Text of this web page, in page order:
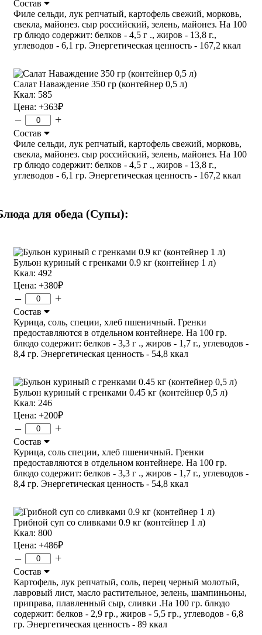
Состав
Филе сельди, лук репчатый, картофель свежий, морковь,
свекла, майонез. сыр российский, зелень, майонез. На 100
гр блюдо содержит: белков - 4,5 г ., жиров - 13,8 г.,
углеводов - 6,1 гр. Энергетическая ценность - 167,2 ккал
Салат Наваждение 350 гр (контейнер 0,5 л)
Ккал: 585
Цена: +363₽
– +
Состав
Филе сельди, лук репчатый, картофель свежий, морковь,
свекла, майонез. сыр российский, зелень, майонез. На 100
гр блюдо содержит: белков - 4,5 г ., жиров - 13,8 г.,
углеводов - 6,1 гр. Энергетическая ценность - 167,2 ккал
для обеда (Супы):
Бульон куриный с гренками 0.9 кг (контейнер 1 л)
Ккал: 492
Цена: +380₽
– +
Состав
Курица, соль, специи, хлеб пшеничный. Гренки
предоставляются в отдельном контейнере. На 100 гр.
блюдо содержит: белков - 3,3 г ., жиров - 1,7 г., углеводов -
8,4 гр. Энергетическая ценность - 54,8 ккал
Бульон куриный с гренками 0.45 кг (контейнер 0,5 л)
Ккал: 246
Цена: +200₽
– +
Состав
Курица, соль специи, хлеб пшеничный. Гренки
предоставляются в отдельном контейнере. На 100 гр.
блюдо содержит: белков - 3,3 г ., жиров - 1,7 г., углеводов -
8,4 гр. Энергетическая ценность - 54,8 ккал
Грибной суп со сливками 0.9 кг (контейнер 1 л)
Ккал: 800
Цена: +486₽
– +
Состав
Картофель, лук репчатый, соль, перец черный молотый,
лавровый лист, масло растительное, зелень, шампиньоны,
приправа, плавленный сыр, сливки .На 100 гр. блюдо
содержит: белков - 2,9 гр., жиров - 5,5 гр., углеводов - 6,8
гр. Энергетическая ценность - 89 ккал